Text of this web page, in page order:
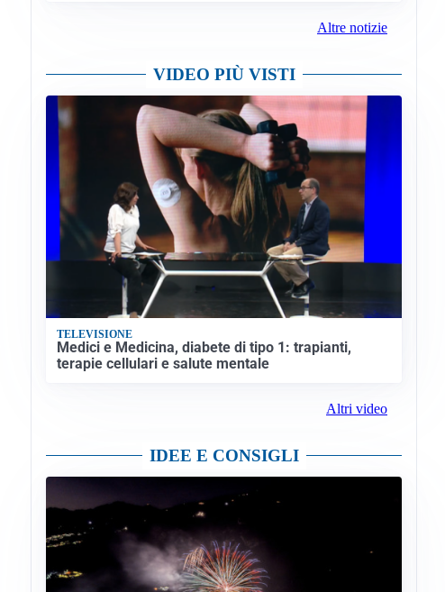
Altre notizie
VIDEO PIÙ VISTI
TELEVISIONE
Medici e Medicina, diabete di tipo 1: trapianti,
terapie cellulari e salute mentale
Altri video
IDEE E CONSIGLI